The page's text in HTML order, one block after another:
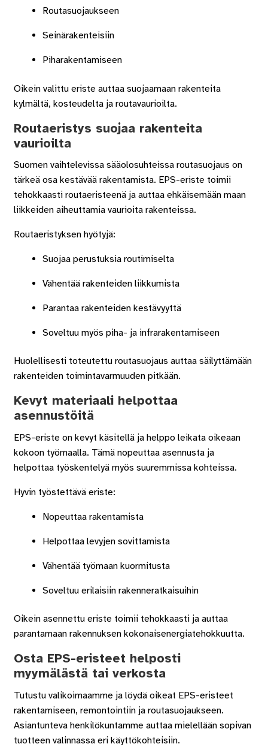
Routasuojaukseen
Seinärakenteisiin
Piharakentamiseen
Oikein valittu eriste auttaa suojaamaan rakenteita
kylmältä, kosteudelta ja routavaurioilta.
Routaeristys suojaa rakenteita
vaurioilta
Suomen vaihtelevissa sääolosuhteissa routasuojaus on
tärkeä osa kestävää rakentamista. EPS-eriste toimii
tehokkaasti routaeristeenä ja auttaa ehkäisemään maan
liikkeiden aiheuttamia vaurioita rakenteissa.
Routaeristyksen hyötyjä:
Suojaa perustuksia routimiselta
Vähentää rakenteiden liikkumista
Parantaa rakenteiden kestävyyttä
Soveltuu myös piha- ja infrarakentamiseen
Huolellisesti toteutettu routasuojaus auttaa säilyttämään
rakenteiden toimintavarmuuden pitkään.
Kevyt materiaali helpottaa
asennustöitä
EPS-eriste on kevyt käsitellä ja helppo leikata oikeaan
kokoon työmaalla. Tämä nopeuttaa asennusta ja
helpottaa työskentelyä myös suuremmissa kohteissa.
Hyvin työstettävä eriste:
Nopeuttaa rakentamista
Helpottaa levyjen sovittamista
Vähentää työmaan kuormitusta
Soveltuu erilaisiin rakenneratkaisuihin
Oikein asennettu eriste toimii tehokkaasti ja auttaa
parantamaan rakennuksen kokonaisenergiatehokkuutta.
Osta EPS-eristeet helposti
myymälästä tai verkosta
Tutustu valikoimaamme ja löydä oikeat EPS-eristeet
rakentamiseen, remontointiin ja routasuojaukseen.
Asiantunteva henkilökuntamme auttaa mielellään sopivan
tuotteen valinnassa eri käyttökohteisiin.